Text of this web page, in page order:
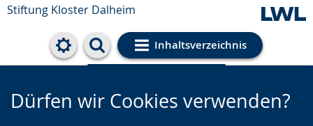
Stiftung Kloster Dalheim
Inhaltsverzeichnis
Cookie-Einstellungen
Dürfen wir Cookies verwenden?